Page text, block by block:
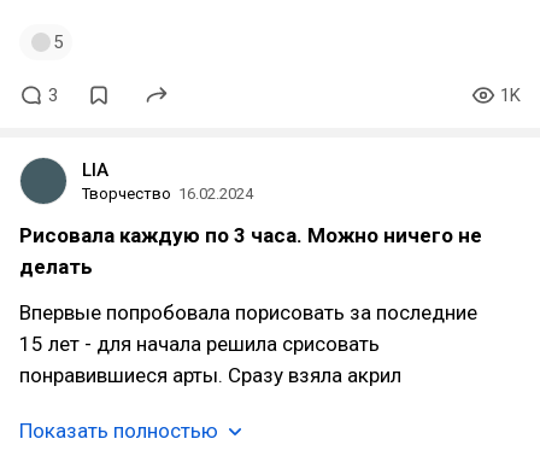
5
3 1K
LIA
Творчество 16.02.2024
Рисовала каждую по 3 часа. Можно ничего не
делать
Впервые попробовала порисовать за последние
15 лет - для начала решила срисовать
понравившиеся арты. Сразу взяла акрил
Показать полностью